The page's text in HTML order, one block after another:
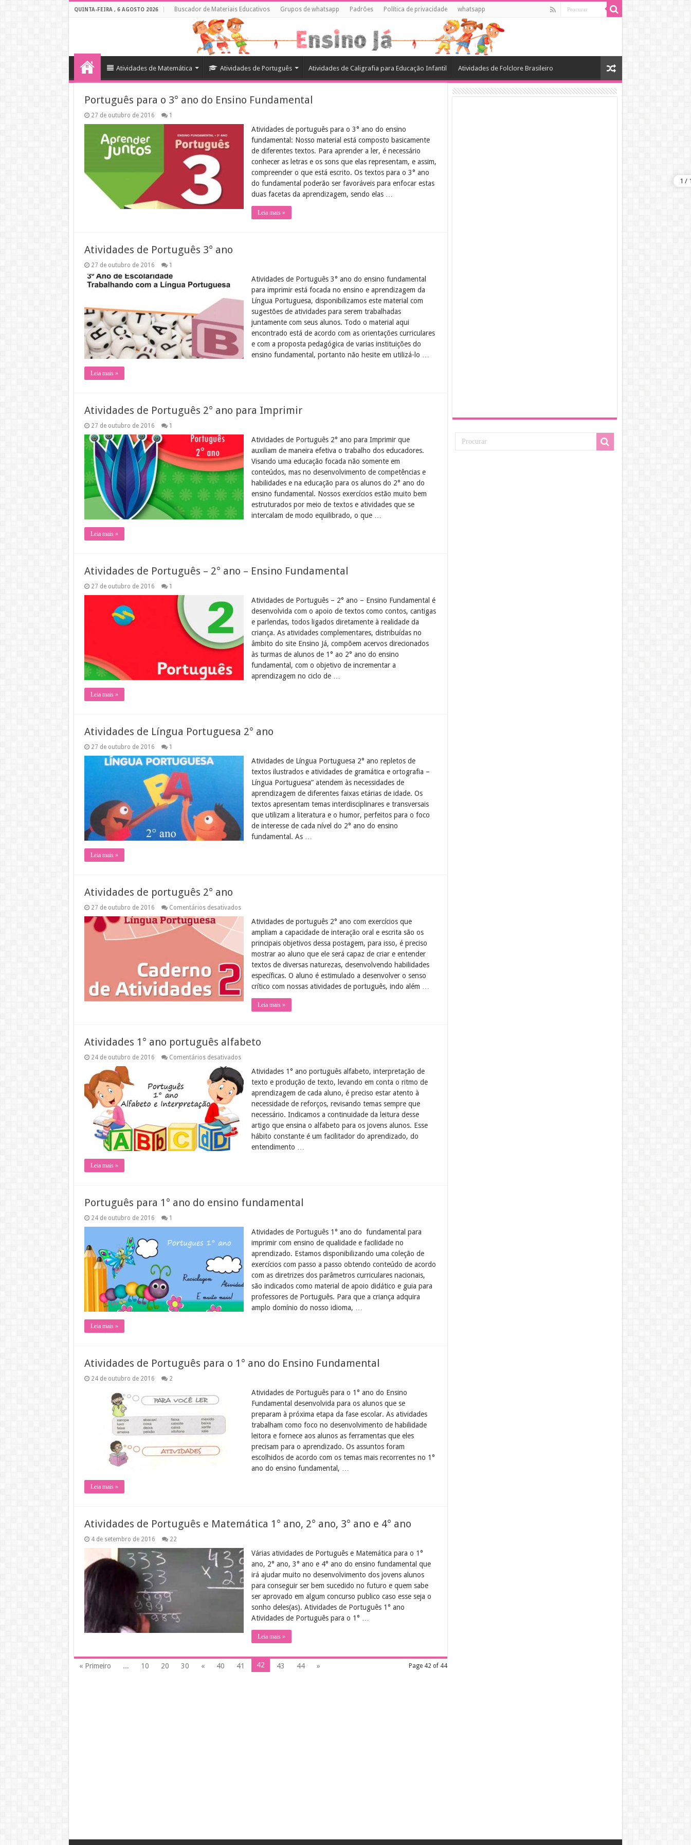
QUINTA-FEIRA , 6 AGOSTO 2026 Buscador de Materiais Educativos Grupos de whatsapp Padrões Política de privacidade whatsapp
Atividades de Matemática Atividades de Português Atividades de Caligrafia para Educação Infantil Atividades de Folclore Brasileiro
Português para o 3° ano do Ensino Fundamental
27 de outubro de 2016 1
Atividades de português para o 3° ano do ensino
fundamental: Nosso material está composto basicamente
de diferentes textos. Para aprender a ler, é necessário
conhecer as letras e os sons que elas representam, e assim,
compreender o que está escrito. Os textos para o 3° ano
do fundamental poderão ser favoráveis para enfocar estas
duas facetas da aprendizagem, sendo elas …
Leia mais »
Atividades de Português 3° ano
27 de outubro de 2016 1
Atividades de Português 3° ano do ensino fundamental
para imprimir está focada no ensino e aprendizagem da
Língua Portuguesa, disponibilizamos este material com
sugestões de atividades para serem trabalhadas
juntamente com seus alunos. Todo o material aqui
encontrado está de acordo com as orientações curriculares
e com a proposta pedagógica de varias instituições do
ensino fundamental, portanto não hesite em utilizá-lo …
Leia mais »
Atividades de Português 2° ano para Imprimir
27 de outubro de 2016 1
Atividades de Português 2° ano para Imprimir que
auxiliam de maneira efetiva o trabalho dos educadores.
Visando uma educação focada não somente em
conteúdos, mas no desenvolvimento de competências e
habilidades e na educação para os alunos do 2° ano do
ensino fundamental. Nossos exercícios estão muito bem
estruturados por meio de textos e atividades que se
intercalam de modo equilibrado, o que …
Leia mais »
Atividades de Português – 2° ano – Ensino Fundamental
27 de outubro de 2016 1
Atividades de Português – 2° ano – Ensino Fundamental é
desenvolvida com o apoio de textos como contos, cantigas
e parlendas, todos ligados diretamente à realidade da
criança. As atividades complementares, distribuídas no
âmbito do site Ensino Já, compõem acervos direcionados
às turmas de alunos de 1° ao 2° ano do ensino
fundamental, com o objetivo de incrementar a
aprendizagem no ciclo de …
Leia mais »
Atividades de Língua Portuguesa 2° ano
27 de outubro de 2016 1
Atividades de Língua Portuguesa 2° ano repletos de
textos ilustrados e atividades de gramática e ortografia –
Língua Portuguesa” atendem às necessidades de
aprendizagem de diferentes faixas etárias de idade. Os
textos apresentam temas interdisciplinares e transversais
que utilizam a literatura e o humor, perfeitos para o foco
de interesse de cada nível do 2° ano do ensino
fundamental. As …
Leia mais »
Atividades de português 2° ano
27 de outubro de 2016 Comentários desativadosem
português
ano
Atividades de português 2° ano com exercícios que
ampliam a capacidade de interação oral e escrita são os
principais objetivos dessa postagem, para isso, é preciso
mostrar ao aluno que ele será capaz de criar e entender
textos de diversas naturezas, desenvolvendo habilidades
específicas. O aluno é estimulado a desenvolver o senso
crítico com nossas atividades de português, indo além …
Leia mais »
Atividades 1° ano português alfabeto
24 de outubro de 2016 Comentários desativadosem
ano
português
alfabeto
Atividades 1° ano português alfabeto, interpretação de
texto e produção de texto, levando em conta o ritmo de
aprendizagem de cada aluno, é preciso estar atento à
necessidade de reforços, revisando temas sempre que
necessário. Indicamos a continuidade da leitura desse
artigo que ensina o alfabeto para os jovens alunos. Esse
hábito constante é um facilitador do aprendizado, do
entendimento …
Leia mais »
Português para 1° ano do ensino fundamental
24 de outubro de 2016 1
Atividades de Português 1° ano do fundamental para
imprimir com ensino de qualidade e facilidade no
aprendizado. Estamos disponibilizando uma coleção de
exercícios com passo a passo obtendo conteúdo de acordo
com as diretrizes dos parâmetros curriculares nacionais,
são indicados como material de apoio didático e guia para
professores de Português. Para que a criança adquira
amplo domínio do nosso idioma, …
Leia mais »
Atividades de Português para o 1° ano do Ensino Fundamental
24 de outubro de 2016 2
Atividades de Português para o 1° ano do Ensino
Fundamental desenvolvida para os alunos que se
preparam à próxima etapa da fase escolar. As atividades
trabalham como foco no desenvolvimento de habilidade
leitora e fornece aos alunos as ferramentas que eles
precisam para o aprendizado. Os assuntos foram
escolhidos de acordo com os temas mais recorrentes no 1°
ano do ensino fundamental, …
Leia mais »
Atividades de Português e Matemática 1° ano, 2° ano, 3° ano e 4° ano
4 de setembro de 2016 22
Várias atividades de Português e Matemática para o 1°
ano, 2° ano, 3° ano e 4° ano do ensino fundamental que
irá ajudar muito no desenvolvimento dos jovens alunos
para conseguir ser bem sucedido no futuro e quem sabe
ser aprovado em algum concurso publico caso esse seja o
sonho deles(as). Atividades de Português 1° ano
Atividades de Português para o 1° …
Leia mais »
Page 42 of 44
« Primeiro ... 10 20 30 « 40 41 42 43 44 »